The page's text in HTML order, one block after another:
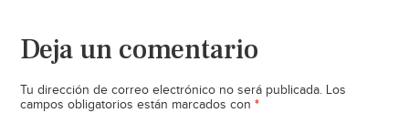
Deja un comentario
Tu dirección de correo electrónico no será publicada. Los
campos obligatorios están marcados con *